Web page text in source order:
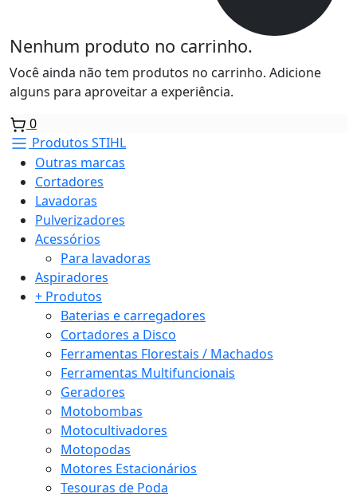
Nenhum produto no carrinho.
Você ainda não tem produtos no carrinho. Adicione
alguns para aproveitar a experiência.
0
Produtos STIHL
Outras marcas
Cortadores
Lavadoras
Pulverizadores
Acessórios
Para lavadoras
Aspiradores
+ Produtos
Baterias e carregadores
Cortadores a Disco
Ferramentas Florestais / Machados
Ferramentas Multifuncionais
Geradores
Motobombas
Motocultivadores
Motopodas
Motores Estacionários
Tesouras de Poda